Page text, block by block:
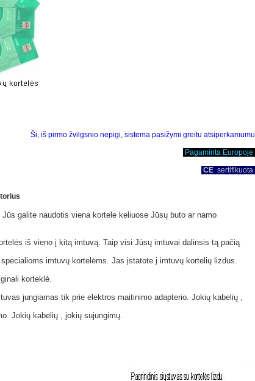
Ši, iš pirmo žvilgsnio nepigi, sistema pasižymi greitu atsiperkamumu
Pagaminta Europoje
CE sertifikuota
galite naudotis viena kortele keliuose Jūsų buto ar namo
iš vieno į kitą imtuvą. Taip visi Jūsų imtuvai dalinsis tą pačią
imtuvų kortelėms. Jas įstatote į imtuvų kortelių lizdus.
korteklė.
jungiamas tik prie elektros maitinimo adapterio. Jokių kabelių ,
Jokių kabelių , jokių sujungimų.